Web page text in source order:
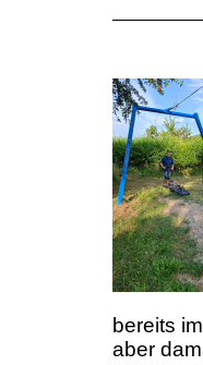
bereits
aber